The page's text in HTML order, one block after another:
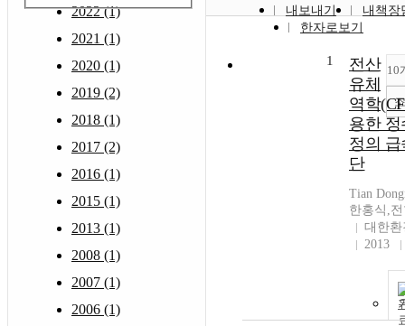
2022 (1)
2021 (1)
2020 (1)
2019 (2)
2018 (1)
2017 (2)
2016 (1)
2015 (1)
2013 (1)
2008 (1)
2007 (1)
2006 (1)
내보내기
내책장
한자로보기
10
1
전산
유체
역학
용한
정의
단
Tian
한홍식,
대한
2013